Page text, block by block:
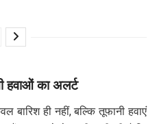
हवाओं का अलर्ट
बारिश ही नहीं, बल्कि तूफानी हवाएं